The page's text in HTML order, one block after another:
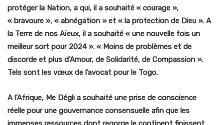
protéger la Nation, a qui, il a souhaité « courage »,
« bravoure », « abnégation » et « la protection de Dieu ». A
la Terre de nos Aïeux, il a souhaité « une nouvelle fois un
meilleur sort pour 2024 ». « Moins de problèmes et de
discorde et plus d’Amour, de Solidarité, de Compassion ».
Tels sont les vœux de l’avocat pour le Togo.
A l’Afrique, Me Dégli a souhaité une prise de conscience
réelle pour une gouvernance consensuelle afin que les